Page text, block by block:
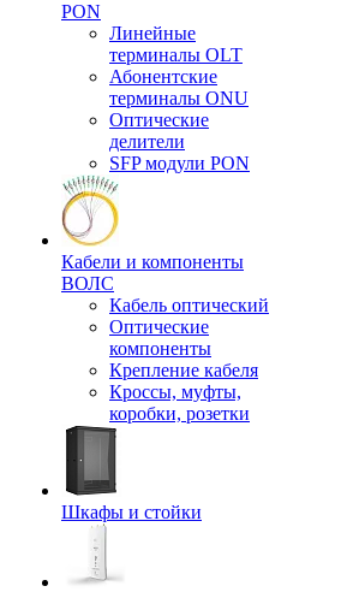
PON
Линейные
терминалы OLT
Абонентские
терминалы ONU
Оптические
делители
SFP модули PON
Кабели и компоненты
ВОЛС
Кабель оптический
Оптические
компоненты
Крепление кабеля
Кроссы, муфты,
коробки, розетки
Шкафы и стойки